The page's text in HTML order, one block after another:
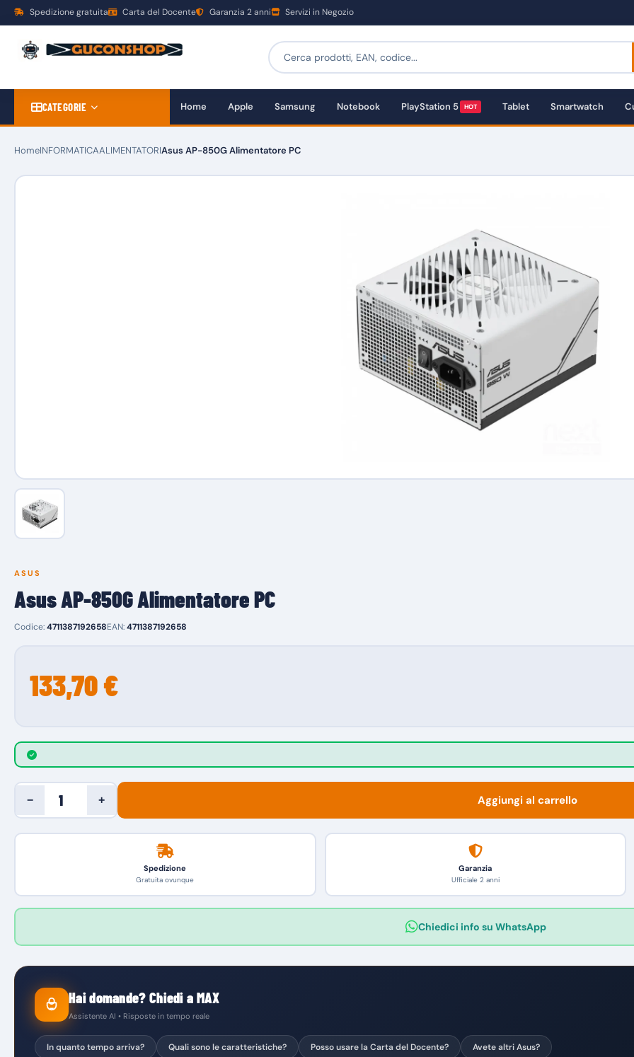
Spedizione gratuita Carta del Docente Garanzia 2 anni Servizi in Negozio
CATEGORIE Home Apple Samsung Notebook PlayStation 5 HOT Tablet Smartwatch
HomeINFORMATICAALIMENTATORIAsus AP-850G Alimentatore PC
ASUS
Asus AP-850G Alimentatore PC
Codice:4711387192658EAN:4711387192658
133,70 €
− + Aggiungi al carrello
Spedizione
Gratuita ovunque
Garanzia
Ufficiale 2 anni
Chiedici info su WhatsApp
Hai domande? Chiedi a MAX
Assistente AI • Risposte in tempo reale
In quanto tempo arriva? Quali sono le caratteristiche? Posso usare la Carta del Docente? Avete altri Asus?